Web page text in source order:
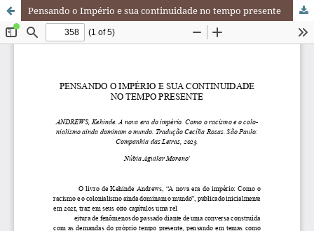
Pensando o Império e sua continuidade no tempo presente